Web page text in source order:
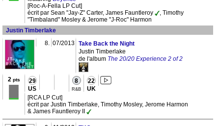
[Roc-A-Fella LP Cut]
écrit par Sean "Jay-Z" Carter, James Fauntleroy
, Timothy
"Timbaland" Mosley & Jerome "J-Roc" Harmon
Justin Timberlake
8. 07/2013 Take Back the Night
Justin Timberlake
de l'album The 20/20 Experience 2 of 2
2 pts 29
US
8
R&B
22
UK
[RCA LP Cut]
écrit par Justin Timberlake, Timothy Mosley, Jerome Harmon
& James Fauntleroy II